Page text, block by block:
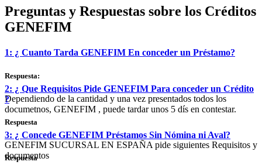
Preguntas y Respuestas sobre los Créditos
GENEFIM
1: ¿ Cuanto Tarda GENEFIM En conceder un Préstamo?
Respuesta:
Dependiendo de la cantidad y una vez presentados todos los
documetnos, GENEFIM , puede tardar unos 5 dís en contestar.
2: ¿ Que Requisitos Pide GENEFIM Para conceder un Crédito
?
Respuesta
GENEFIM SUCURSAL EN ESPAÑA pide siguientes Requisitos y
documentos
3: ¿ Concede GENEFIM Préstamos Sin Nómina ni Aval?
Respuesta